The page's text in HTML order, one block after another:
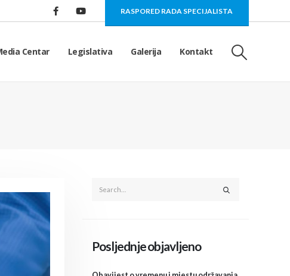
RASPORED RADA SPECIJALISTA
Centar Legislativa Galerija Kontakt
Posljednje objavljeno